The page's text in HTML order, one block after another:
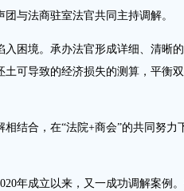
与法商驻室法官共同主持调解。
困境。承办法官形成详细、清晰
可导致的经济损失的测算，平衡
合，在“法院+商会”的共同努力
年成立以来，又一成功调解案例